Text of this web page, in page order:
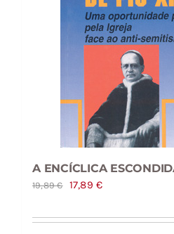
A ENCÍCLICA
19,89€
O
original
17,89€O
atual